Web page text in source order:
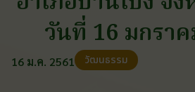
วันที่ 16 มกรา
16 ม.ค. 2561 วัฒนธรรม